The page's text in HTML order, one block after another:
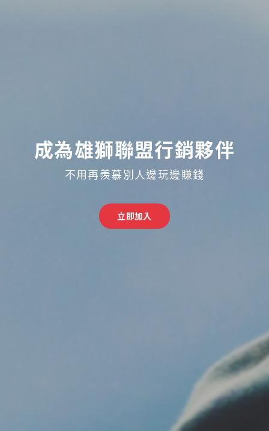
成為雄獅聯盟行銷夥伴
不用再羨慕別人邊玩邊賺錢
立即加入